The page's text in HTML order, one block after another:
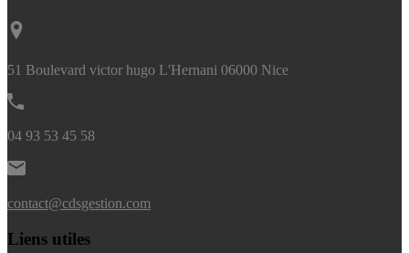
51 Boulevard victor hugo L'Hernani 06000 Nice
04 93 53 45 58
contact@cdsgestion.com
Liens utiles